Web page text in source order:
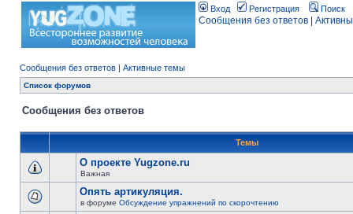
Вход Регистрация Поиск
Сообщения без ответов
Сообщения без ответов | Активные темы
Список форумов
Сообщения без ответов
Темы
О проекте Yugzone.ru
Важная
Опять артикуляция.
в форуме Обсуждение упражнений по скорочтению